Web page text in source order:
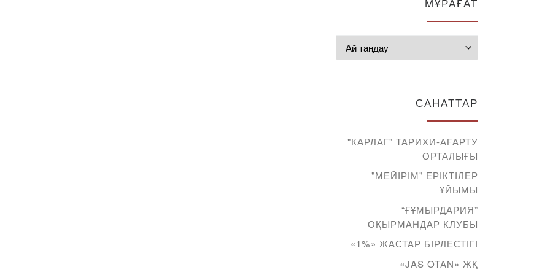
МҰРАҒАТ
САНАТТАР
"КАРЛАГ" ТАРИХИ-АҒАРТУ
ОРТАЛЫҒЫ
"МЕЙІРІМ" ЕРІКТІЛЕР
ҰЙЫМЫ
“ҒҰМЫРДАРИЯ”
ОҚЫРМАНДАР КЛУБЫ
«1%» ЖАСТАР БІРЛЕСТІГІ
«JAS OTAN» ЖҚ